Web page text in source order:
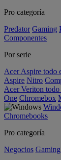
Pro categoría
Predator Gaming
Componentes
Por serie
Acer Aspire todo
Aspire Nitro
Acer Veriton todo
One Chromebox
Chromebooks
Pro categoría
Negocios